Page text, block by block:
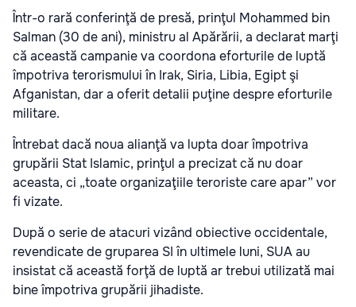
Într-o rară conferinţă de presă, prinţul Mohammed bin
Salman (30 de ani), ministru al Apărării, a declarat marţi
că această campanie va coordona eforturile de luptă
împotriva terorismului în Irak, Siria, Libia, Egipt şi
Afganistan, dar a oferit detalii puţine despre eforturile
militare.
Întrebat dacă noua alianţă va lupta doar împotriva
grupării Stat Islamic, prinţul a precizat că nu doar
aceasta, ci „toate organizaţiile teroriste care apar” vor
fi vizate.
După o serie de atacuri vizând obiective occidentale,
revendicate de gruparea SI în ultimele luni, SUA au
insistat că această forţă de luptă ar trebui utilizată mai
bine împotriva grupării jihadiste.